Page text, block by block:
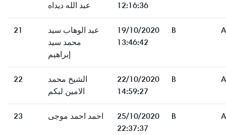
عبد الله ديداه
12:16:36
21
عبد الوهاب سيد
محمد سيد
إبراهيم
19/10/2020
13:46:42
B
22
الشيخ محمد
الامين لبكم
22/10/2020
14:59:27
B
23 احمد احمد موجى
25/10/2020
22:37:37
B